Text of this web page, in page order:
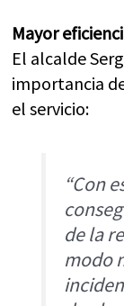
Mayor
El alcalde
importancia
el servicio:
“Con
de la
modo